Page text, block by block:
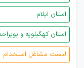
استان ایلام
استان کهگیلویه و
لیست مشاغل استخدام